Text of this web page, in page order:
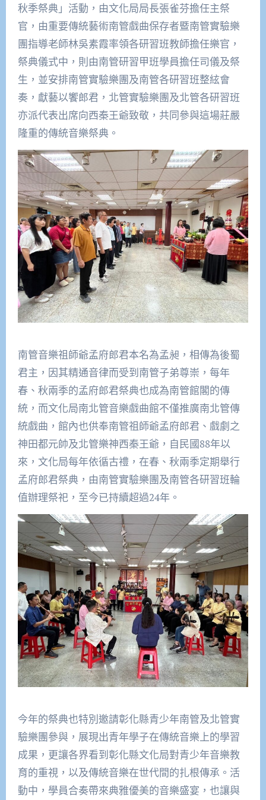
秋季祭典」活動，由文化局局長張雀芬擔任主祭
官，由重要傳統藝術南管戲曲保存者暨南管實驗樂
團指導老師林吳素霞率領各研習班教師擔任樂官，
祭典儀式中，則由南管研習甲班學員擔任司儀及祭
生，並安排南管實驗樂團及南管各研習班整絃會
奏，獻藝以饗郎君，北管實驗樂團及北管各研習班
亦派代表出席向西秦王爺致敬，共同參與這場莊嚴
隆重的傳統音樂祭典。
南管音樂祖師爺孟府郎君本名為孟昶，相傳為後蜀
君主，因其精通音律而受到南管子弟尊崇，每年
春、秋兩季的孟府郎君祭典也成為南管館閣的傳
統，而文化局南北管音樂戲曲館不僅推廣南北管傳
統戲曲，館內也供奉南管祖師爺孟府郎君、戲劇之
神田都元帥及北管樂神西秦王爺，自民國88年以
來，文化局每年依循古禮，在春、秋兩季定期舉行
孟府郎君祭典，由南管實驗樂團及南管各研習班輪
值辦理祭祀，至今已持續超過24年。
今年的祭典也特別邀請彰化縣青少年南管及北管實
驗樂團參與，展現出青年學子在傳統音樂上的學習
成果，更讓各界看到彰化縣文化局對青少年音樂教
育的重視，以及傳統音樂在世代間的扎根傳承。活
動中，學員合奏帶來典雅優美的音樂盛宴，也讓與